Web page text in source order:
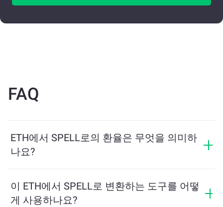
FAQ
ETH에서 SPELL로의 환율은 무엇을 의미하
나요?
여줍니다. 이 환율은 시장 상황, 수요와 공급, 그리고 유동
성에 따라 변동합니다.
이 ETH에서 SPELL로 변환하는 도구를 어떻
게 사용하나요?